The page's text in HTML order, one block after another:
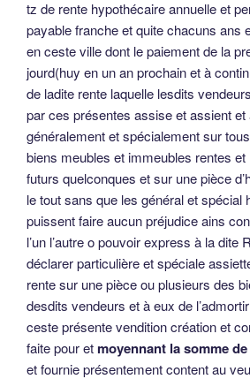
tz de rente hypothécaire annuelle et
payable franche et quite chacuns ans
en ceste ville dont le paiement de la
jourd(huy en un an prochain et à
de ladite rente laquelle lesdits
par ces présentes assise et assient et
généralement et spécialement sur
biens meubles et immeubles rentes
futurs quelconques et sur une pièce
le tout sans que les général et spécial
puissent faire aucun préjudice ains
l’un l’autre o pouvoir express à la dite
déclarer particulière et spéciale
rente sur une pièce ou plusieurs des
desdits vendeurs et à eux de
ceste présente vendition création et
faite pour etmoyennant la somme
et fournie présentement content au